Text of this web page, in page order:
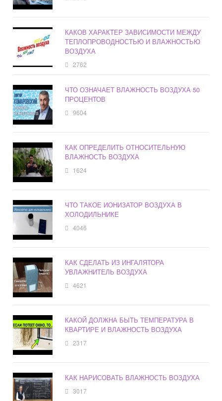
КАКОВ ХАРАКТЕР ЗАВИСИМОСТИ МЕЖДУ
ТЕПЛОПРОВОДНОСТЬЮ И ВЛАЖНОСТЬЮ
ВОЗДУХА
2762
ЧТО ОЗНАЧАЕТ ВЛАЖНОСТЬ ВОЗДУХА 50
ПРОЦЕНТОВ
9604
КАК ОПРЕДЕЛИТЬ ОТНОСИТЕЛЬНУЮ
ВЛАЖНОСТЬ ВОЗДУХА
1624
ЧТО ТАКОЕ ИОНИЗАТОР ВОЗДУХА В
ХОЛОДИЛЬНИКЕ
4046
КАК СДЕЛАТЬ ИЗ ИНГАЛЯТОРА
УВЛАЖНИТЕЛЬ ВОЗДУХА
4621
КАКОЙ ДОЛЖНА БЫТЬ ТЕМПЕРАТУРА В
КВАРТИРЕ И ВЛАЖНОСТЬ ВОЗДУХА
2317
КАК НАРИСОВАТЬ ВЛАЖНОСТЬ ВОЗДУХА
3017